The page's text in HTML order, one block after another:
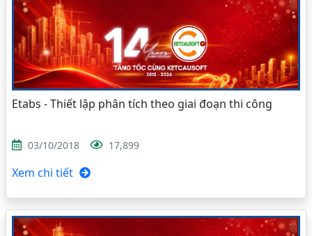
Etabs - Thiết lập phân tích theo giai đoạn thi công
03/10/2018 17,899
Xem chi tiết